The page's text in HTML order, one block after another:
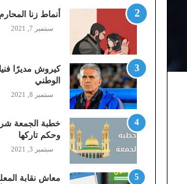
,
م
ا
ي
ل
ي
،
ز
ي
ن
)
ع
أنماط زنا
سبتمبر 7, 2021
كيروش مديرًا
الوطني
سبتمبر 8, 2021
خطبة الجمعة
وحكم تاركها
سبتمبر 3, 2021
معاش نقابة